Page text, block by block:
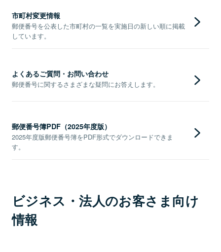
市町村変更情報
郵便番号を公表した市町村の一覧を実施日の新しい順に掲載
しています。
よくあるご質問・お問い合わせ
郵便番号に関するさまざまな疑問にお答えします。
郵便番号簿PDF（2025年度版）
2025年度版郵便番号簿をPDF形式でダウンロードできま
す。
ビジネス・法人のお客さま向け
情報